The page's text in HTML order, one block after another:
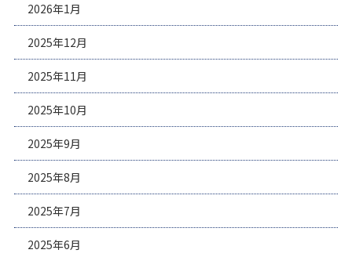
2026年1月
2025年12月
2025年11月
2025年10月
2025年9月
2025年8月
2025年7月
2025年6月